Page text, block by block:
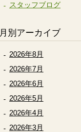
スタッフブログ
月別アーカイブ
2026年8月
2026年7月
2026年6月
2026年5月
2026年4月
2026年3月